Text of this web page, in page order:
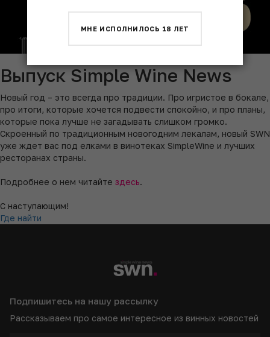
Выпуск Simple Wine News
Новый год – это всегда про традиции. Про игристое в бокале,
про итоги, которые хочется подвести спокойно, и про планы,
которые пока лучше не загадывать слишком громко.
Скроенный по традиционным новогодним лекалам, новый SWN
уже ждет вас под елками в винотеках SimpleWine и лучших
ресторанах страны.
Подробнее о нем читайте здесь.
С наступающим!
Где найти
Подпишитесь на нашу рассылку
Рассказываем про самое интересное из винных новостей
МНЕ ИСПОЛНИЛОСЬ 18 ЛЕТ